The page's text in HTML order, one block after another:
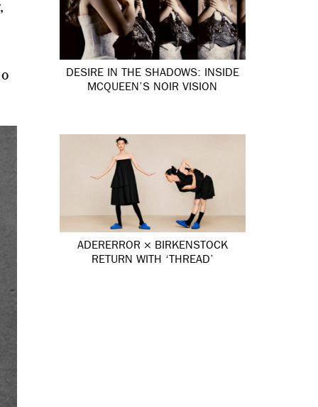
DESIRE IN THE SHADOWS: INSIDE
MCQUEEN’S NOIR VISION
ADERERROR × BIRKENSTOCK
RETURN WITH ‘THREAD’